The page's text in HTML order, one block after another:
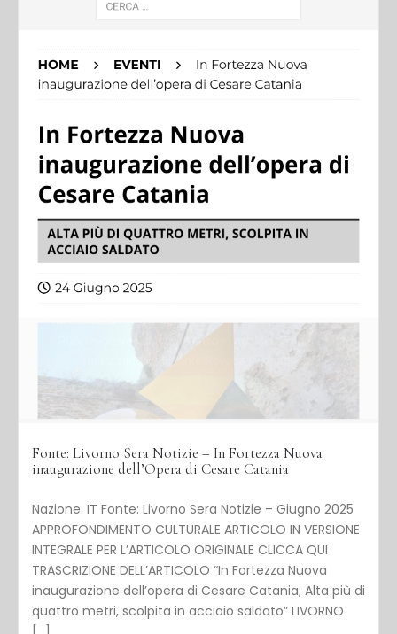
Fonte: Livorno Sera Notizie – In Fortezza Nuova
inaugurazione dell’Opera di Cesare Catania
Nazione: IT Fonte: Livorno Sera Notizie – Giugno 2025
APPROFONDIMENTO CULTURALE ARTICOLO IN VERSIONE
INTEGRALE PER L’ARTICOLO ORIGINALE CLICCA QUI
TRASCRIZIONE DELL’ARTICOLO “In Fortezza Nuova
inaugurazione dell’opera di Cesare Catania; Alta più di
quattro metri, scolpita in acciaio saldato” LIVORNO